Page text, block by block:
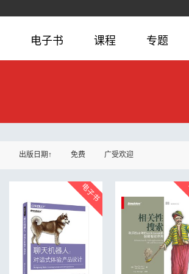
电子书 课程 专题
出版日期↑ 免费 广受欢迎